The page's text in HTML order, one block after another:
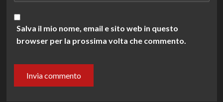
Salva il mio nome, email e sito web in questo
browser per la prossima volta che commento.